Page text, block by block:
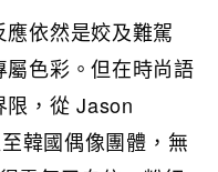
依然是姣及難駕
色彩。但在時尚語
限，從 Jason
韓國偶像團體，無